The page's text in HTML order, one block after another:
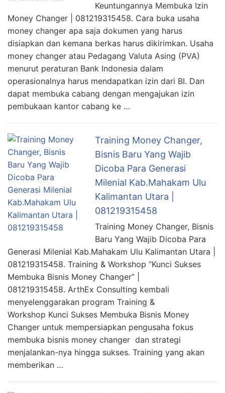
Keuntungannya Membuka Izin
Money Changer | 081219315458. Cara buka usaha
money changer apa saja dokumen yang harus
disiapkan dan kemana berkas harus dikirimkan. Usaha
money changer atau Pedagang Valuta Asing (PVA)
menurut peraturan Bank Indonesia dalam
operasionalnya harus mendapatkan izin dari BI. Dan
dapat membuka cabang dengan mengajukan izin
pembukaan kantor cabang ke …
Training Money Changer,
Bisnis Baru Yang Wajib
Dicoba Para Generasi
Milenial Kab.Mahakam Ulu
Kalimantan Utara |
081219315458
Training Money Changer, Bisnis
Baru Yang Wajib Dicoba Para
Generasi Milenial Kab.Mahakam Ulu Kalimantan Utara |
081219315458. Training & Workshop “Kunci Sukses
Membuka Bisnis Money Changer” |
081219315458. ArthEx Consulting kembali
menyelenggarakan program Training &
Workshop Kunci Sukses Membuka Bisnis Money
Changer untuk mempersiapkan pengusaha fokus
membuka bisnis money changer dan strategi
menjalankan-nya hingga sukses. Training yang akan
memberikan …